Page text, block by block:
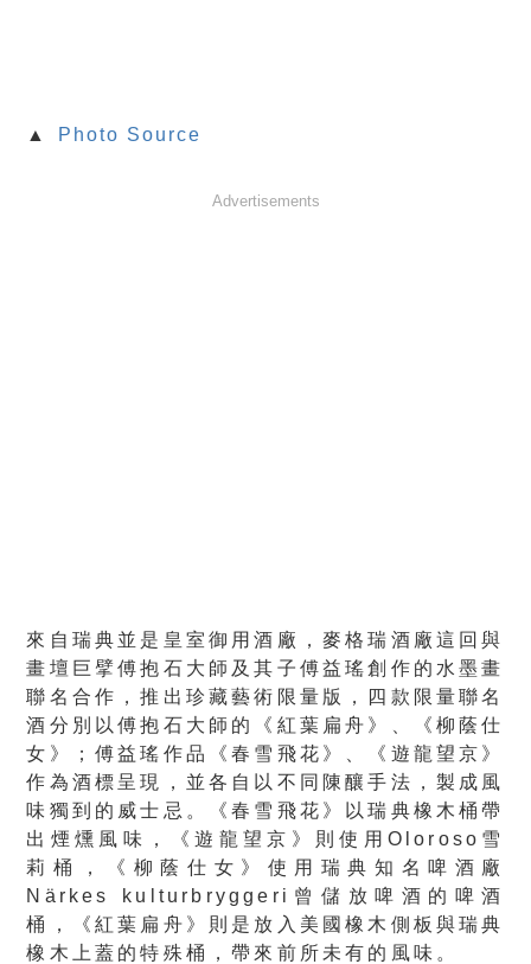
▲ Photo Source
Advertisements
來自瑞典並是皇室御用酒廠，麥格瑞酒廠這回與
畫壇巨擘傅抱石大師及其子傅益瑤創作的水墨畫
聯名合作，推出珍藏藝術限量版，四款限量聯名
酒分別以傅抱石大師的《紅葉扁舟》、《柳蔭仕
女》；傅益瑤作品《春雪飛花》、《遊龍望京》
作為酒標呈現，並各自以不同陳釀手法，製成風
味獨到的威士忌。《春雪飛花》以瑞典橡木桶帶
出煙燻風味，《遊龍望京》則使用Oloroso雪
莉桶，《柳蔭仕女》使用瑞典知名啤酒廠
Närkes kulturbryggeri曾儲放啤酒的啤酒
桶，《紅葉扁舟》則是放入美國橡木側板與瑞典
橡木上蓋的特殊桶，帶來前所未有的風味。